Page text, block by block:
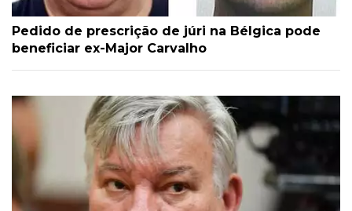
Pedido de prescrição de júri na Bélgica pode
beneficiar ex-Major Carvalho